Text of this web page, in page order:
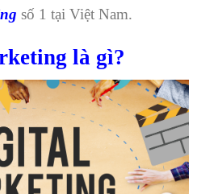
số 1 tại Việt Nam.
là gì?